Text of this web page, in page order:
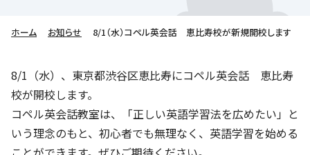
会社概要／組織図
Company’s Profile
沿革
学びの成果
語学学習
ライフキャリア
育児・暮らし
サステナビリティ
お客さま満足度向上の取り組み
労働環境向上の取り組み
人材育成の取り組み
CSRレポート
株主・投資家向け情報
株主・投資家向け情報
株主・株式関連情報
株主・投資家の皆さまへ
採用情報
採用情報
京進リクルートInstagram
お問い合わせ
利用規約
個人情報保護方針
ホーム お知らせ 8/1（水）コペル英会話 恵比寿校が新規開校します
8/1（水）、東京都渋谷区恵比寿にコペル英会話 恵比寿
校が開校します。
コペル英会話教室は、「正しい英語学習法を広めたい」と
いう理念のもと、初心者でも無理なく、英語学習を始める